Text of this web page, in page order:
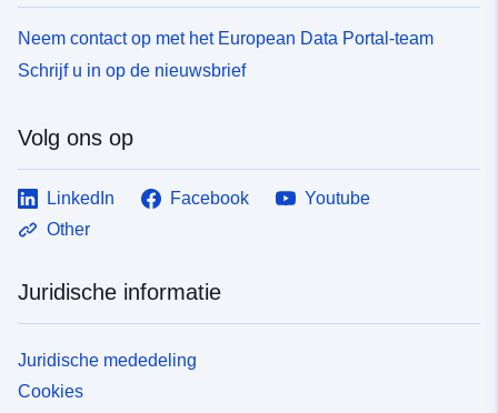
Neem contact op met het European Data Portal-team
Schrijf u in op de nieuwsbrief
Volg ons op
LinkedIn Facebook
Youtube
Other
Juridische informatie
Juridische mededeling
Cookies